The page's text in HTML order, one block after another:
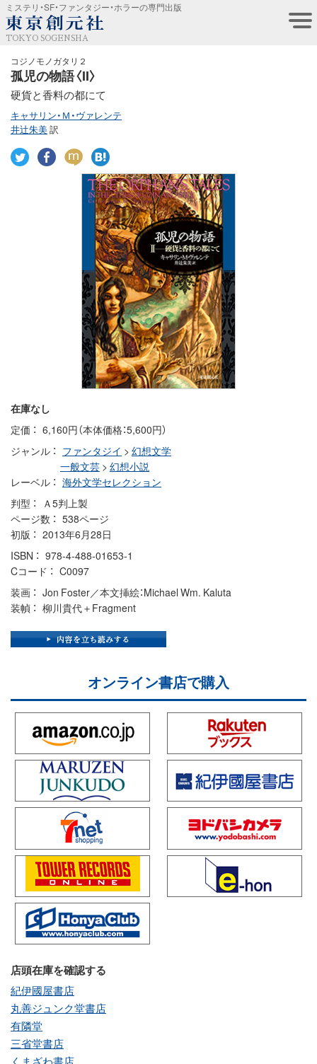
ミステリ・SF・ファンタジー・ホラーの専門出版
TOKYO SOGENSHA
コジノモノガタリ２
孤児の物語〈II〉
硬貨と香料の都にて
キャサリン・Ｍ・ヴァレンテ
井辻朱美訳
在庫なし
定価
6,160円（本体価格：5,600円）
ジャンル
ファンタジイ > 幻想文学
一般文芸 > 幻想小説
レーベル
海外文学セレクション
判型
Ａ5判上製
ページ数
538ページ
初版
2013年6月28日
ISBN
978-4-488-01653-1
Cコード
C0097
装画
Jon Foster／本文挿絵：Michael Wm. Kaluta
装幀
柳川貴代＋Fragment
オンライン書店で購入
店頭在庫を確認する
紀伊國屋書店
丸善ジュンク堂書店
有隣堂
三省堂書店